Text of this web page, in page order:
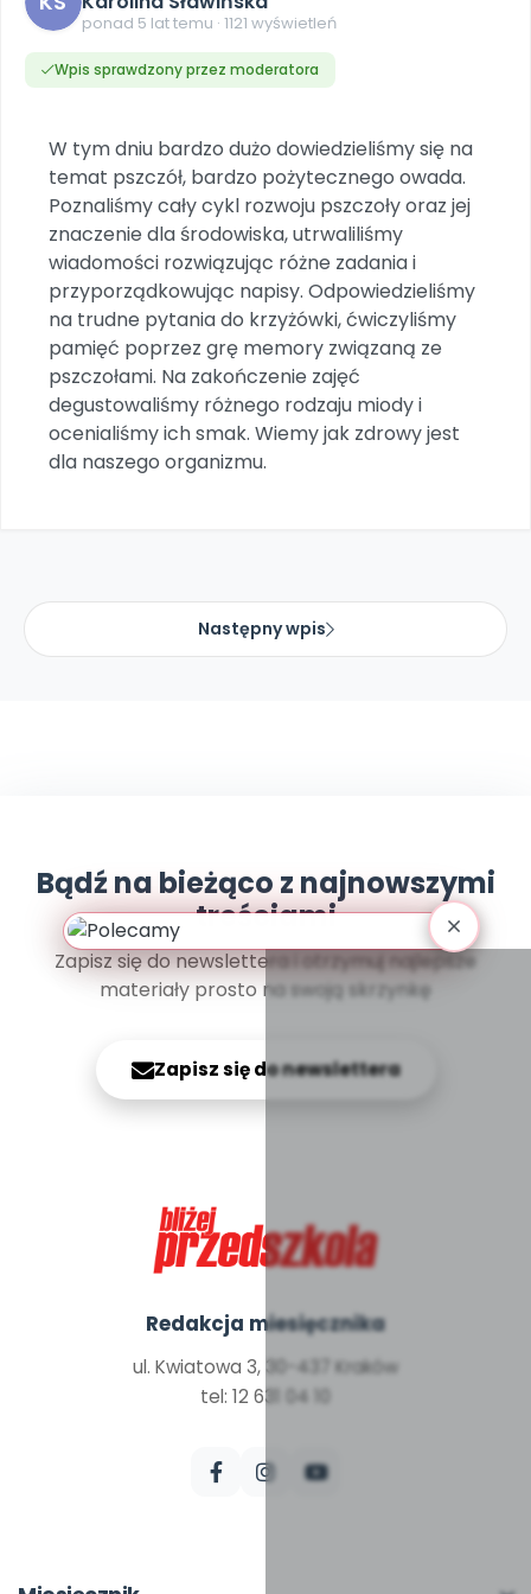
Scenariusze i artykuły
Materiały z miesięcznika
Multimedia i pliki
Plany tygodniowe
Praca wychowawcza
Bliżejprzedszkolne zestawy
Zestawy do pobrania
POLECAMY
Wybierz prezent
Przy zamówieniu prenumeraty
Zaplanuj rok przedszkolny
Pomoc
Miesięczniki
Aktualne oraz archiwalne numery
Materiały w formie cyfrowej
Wszystko dla przedszkoli
Zamówienia hurtowe
Letnia wyprzedaż
Promocje w sklepie
Nowości
Zapowiedzi
Szkolenia w Twojej placówce
Konferencje
Spotkania na dużą skalę
Pakiet szkoleń
Kompleksowe programy szkoleniowe
Akademia Muzyki i Ruchu
Szkolenia muzyczne
E-wydania miesięcznika
Ebooki
Strona WWW dla przedszkola
Gotowa w mniej niż 10 min • 14 dni bez opłat
Pakiet bliżej MAX
Dookoła Polski
Poznajemy regiony
Literkowo
Nauka liter i głosek
Sprintem do maratonu
Ruch i motywacja
Bliżej Pieska
Pomoc zwierzętom
Książka (dla) Przedszkolaka
Promowanie czytelnictwa
Wygrywaj nagrody
Facebook
Instagram
Zobacz nas na Instagramie
TikTok
Zobacz nas na TikToku
YouTube
Filmy edukacyjne
ponad 5 lat temu · 1121 wyświetleń
Wpis sprawdzony przez moderatora
W tym dniu bardzo dużo dowiedzieliśmy się na
temat pszczół, bardzo pożytecznego owada.
Poznaliśmy cały cykl rozwoju pszczoły oraz jej
znaczenie dla środowiska, utrwaliliśmy
wiadomości rozwiązując różne zadania i
przyporządkowując napisy. Odpowiedzieliśmy
na trudne pytania do krzyżówki, ćwiczyliśmy
pamięć poprzez grę memory związaną ze
pszczołami. Na zakończenie zajęć
degustowaliśmy różnego rodzaju miody i
ocenialiśmy ich smak. Wiemy jak zdrowy jest
dla naszego organizmu.
Następny wpis
Bądź na bieżąco z najnowszymi
treściami
Zapisz się do newslettera i otrzymuj najlepsze
materiały prosto na swoją skrzynkę
Zapisz się do newslettera
Redakcja miesięcznika
ul. Kwiatowa 3, 30-437 Kraków
tel: 12 631 04 10